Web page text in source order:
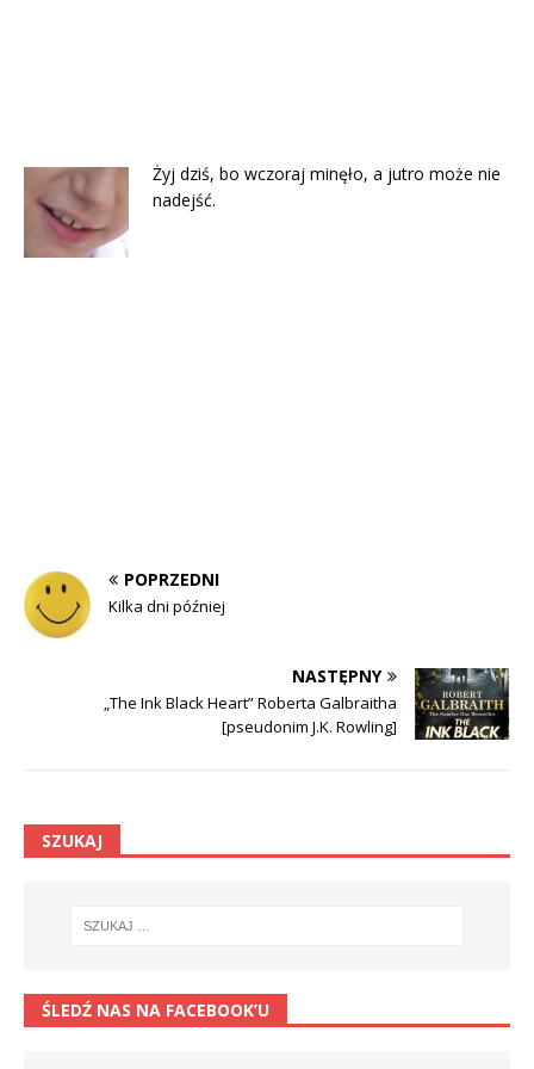
Żyj dziś, bo wczoraj minęło, a jutro może nie
nadejść.
POPRZEDNI
Kilka dni później
NASTĘPNY
„The Ink Black Heart” Roberta Galbraitha
[pseudonim J.K. Rowling]
SZUKAJ
ŚLEDŹ NAS NA FACEBOOK’U